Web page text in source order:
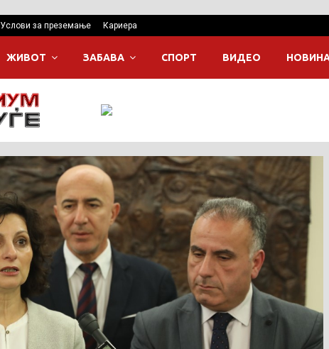
Услови за преземање Кариера
ЖИВОТ ЗАБАВА СПОРТ ВИДЕО